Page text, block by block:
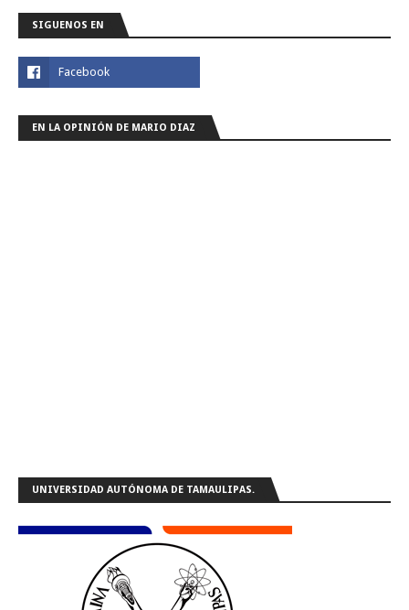
SIGUENOS EN
EN LA OPINIÓN DE MARIO DIAZ
UNIVERSIDAD AUTÓNOMA DE TAMAULIPAS.